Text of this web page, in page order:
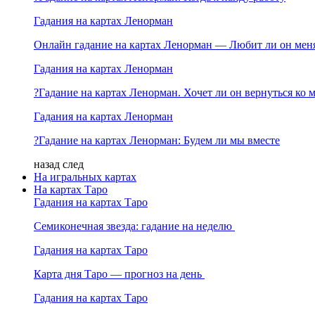
Гадания на картах Ленорман
Онлайн гадание на картах Ленорман — Любит ли он
Гадания на картах Ленорман
?Гадание на картах Ленорман. Хочет ли он вернуться ко
Гадания на картах Ленорман
?Гадание на картах Ленорман: Будем ли мы вместе
назад след
На игральных картах
На картах Таро
Гадания на картах Таро
Семиконечная звезда: гадание на неделю
Гадания на картах Таро
Карта дня Таро — прогноз на день
Гадания на картах Таро